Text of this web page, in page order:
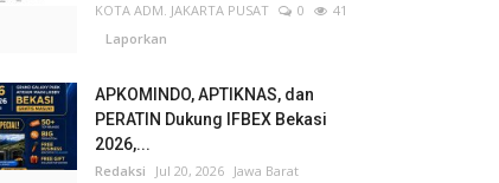
KOTA ADM. JAKARTA PUSAT
0
41
Laporkan
APKOMINDO, APTIKNAS, dan
PERATIN Dukung IFBEX Bekasi
2026,...
Redaksi Jul 20, 2026 Jawa Barat